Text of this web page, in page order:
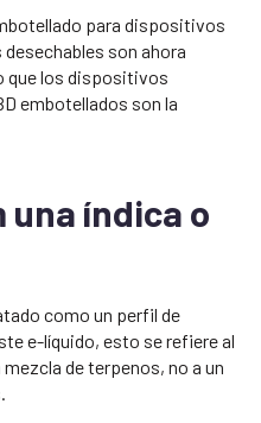
para dispositivos
son ahora
que los dispositivos
embotellados son la
una índica o
como un perfil de
e-líquido, esto se refiere al
de terpenos, no a un